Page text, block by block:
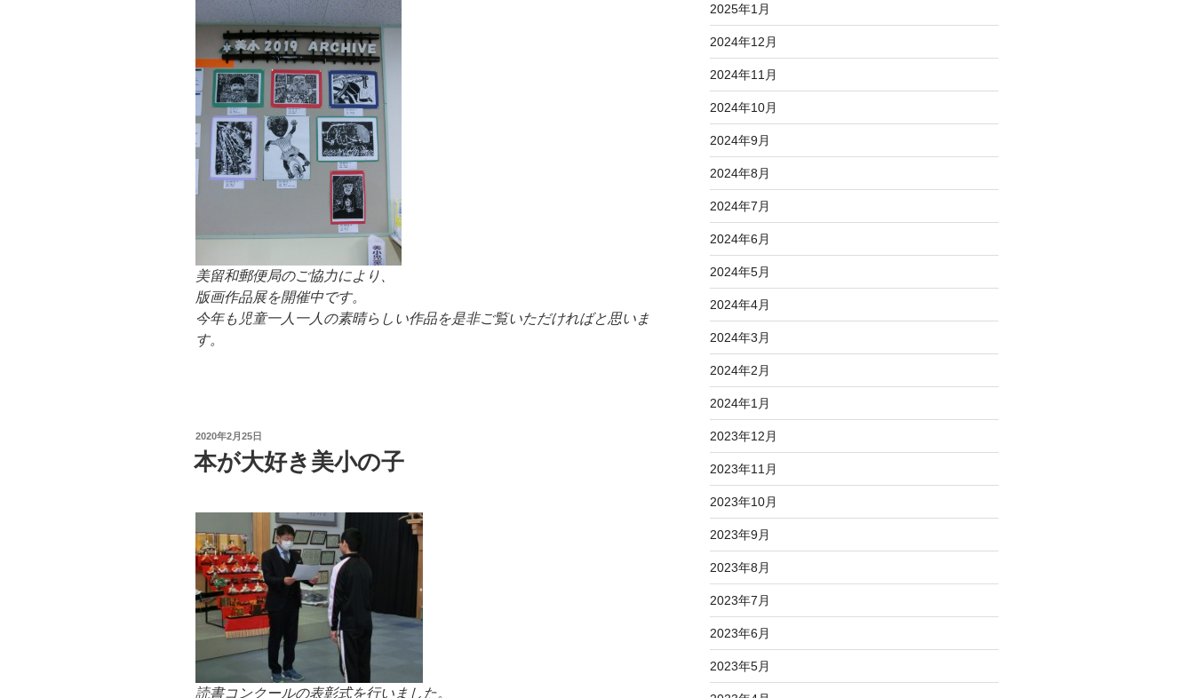
美留和郵便局のご協力により、
版画作品展を開催中です。
今年も児童一人一人の素晴らしい作品を是非ご覧いただければと思いま
す。
投
稿
日:
2020年2月25日
本が大好き美小の子
読書コンクールの表彰式を行いました。
2025年1月
2024年12月
2024年11月
2024年10月
2024年9月
2024年8月
2024年7月
2024年6月
2024年5月
2024年4月
2024年3月
2024年2月
2024年1月
2023年12月
2023年11月
2023年10月
2023年9月
2023年8月
2023年7月
2023年6月
2023年5月